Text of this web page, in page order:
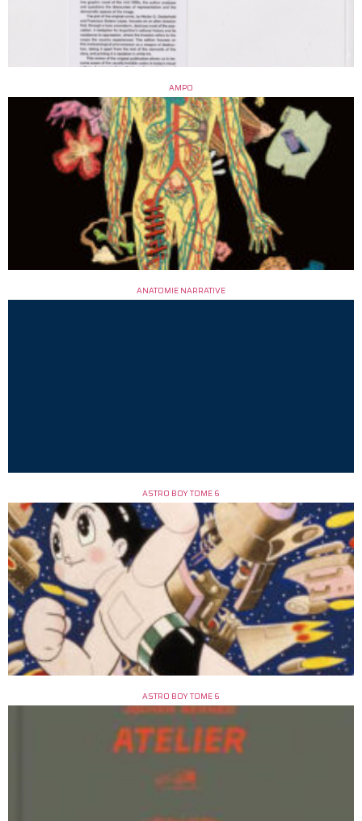
AMPO
ANATOMIE NARRATIVE
ASTRO BOY TOME 6
ASTRO BOY TOME 6